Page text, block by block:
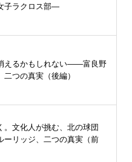
子ラクロス部―
えるかもしれない――富良野
二つの真実（後編）
。文化人が挑む、北の球団
リッジ、二つの真実（前